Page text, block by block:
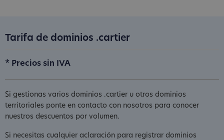
Tarifa de dominios .cartier
* Precios sin IVA
Si gestionas varios dominios .cartier u otros dominios
territoriales ponte en contacto con nosotros para conocer
nuestros descuentos por volumen.
Si necesitas cualquier aclaración para registrar dominios